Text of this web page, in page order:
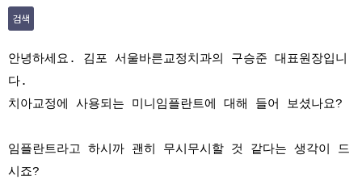
검색
안녕하세요. 김포 서울바른교정치과의 구승준 대표원장입니
다.
치아교정에 사용되는 미니임플란트에 대해 들어 보셨나요?
임플란트라고 하시까 괜히 무시무시할 것 같다는 생각이 드
시죠?